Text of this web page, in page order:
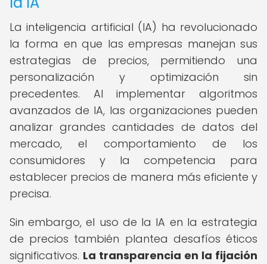
La inteligencia artificial (IA) ha revolucionado
la forma en que las empresas manejan sus
estrategias de precios, permitiendo una
personalización y optimización sin
precedentes. Al implementar algoritmos
avanzados de IA, las organizaciones pueden
analizar grandes cantidades de datos del
mercado, el comportamiento de los
consumidores y la competencia para
establecer precios de manera más eficiente y
precisa.
Sin embargo, el uso de la IA en la estrategia
de precios también plantea desafíos éticos
significativos. La transparencia en la fijación